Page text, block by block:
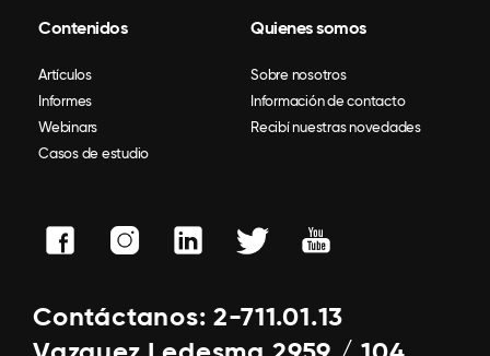
Contenidos
Artículos
Informes
Webinars
Casos de estudio
Quienes somos
Sobre nosotros
Información de contacto
Recibí nuestras novedades
Contáctanos: 2-711.01.13